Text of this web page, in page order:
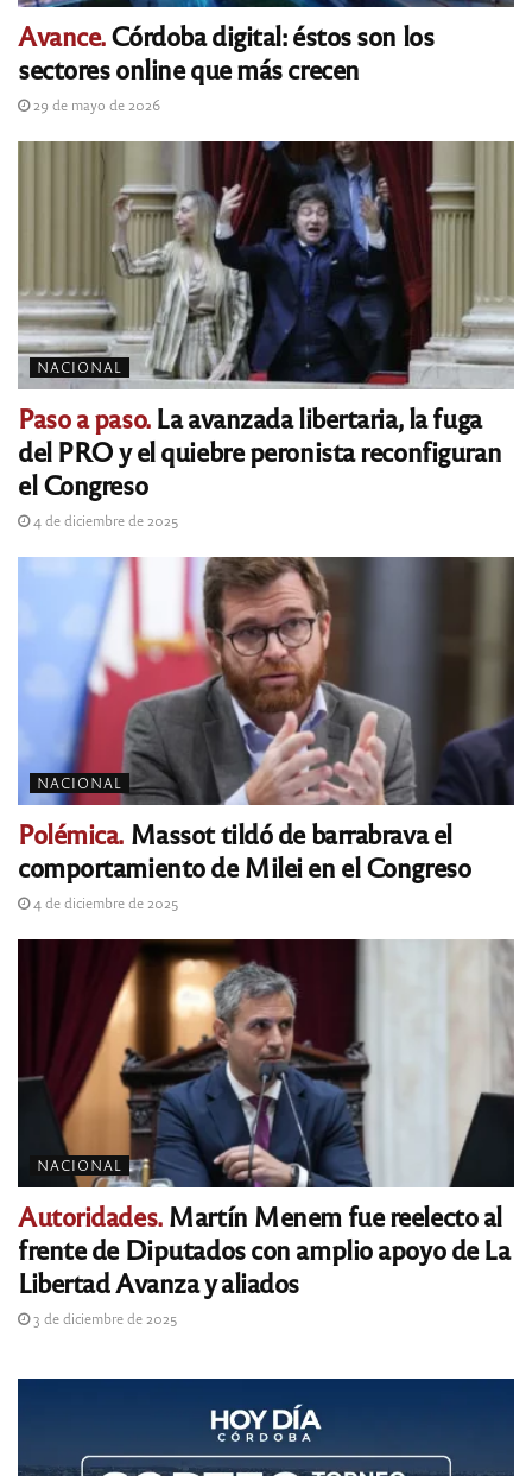
Avance.Córdoba digital: éstos son los
sectores online que más crecen
29 de mayo de 2026
NACIONAL
Paso a paso.La avanzada libertaria, la fuga
del PRO y el quiebre peronista reconfiguran
el Congreso
4 de diciembre de 2025
NACIONAL
Polémica. Massot tildó de barrabrava el
comportamiento de Milei en el Congreso
4 de diciembre de 2025
NACIONAL
Autoridades.Martín Menem fue reelecto al
frente de Diputados con amplio apoyo de La
Libertad Avanza y aliados
3 de diciembre de 2025